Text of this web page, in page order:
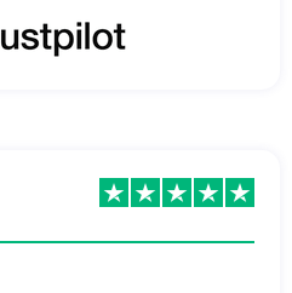
videospelupplevelser, men även
videosamtal som FaceTime blir
och kära.
garantipå 24 månader.